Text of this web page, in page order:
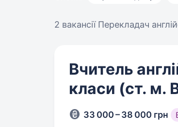
2 вакансії Перекладач
Вчитель
класи (ст. м.
33 000 – 38 000 грн